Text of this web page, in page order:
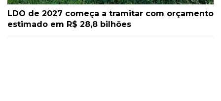
LDO de 2027 começa a tramitar com orçamento
estimado em R$ 28,8 bilhões